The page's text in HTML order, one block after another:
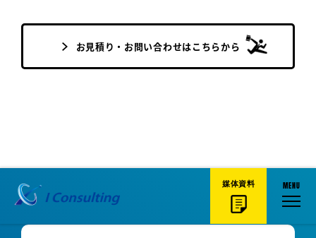
お見積り・お問い合わせはこちらから
媒体資料 MENU